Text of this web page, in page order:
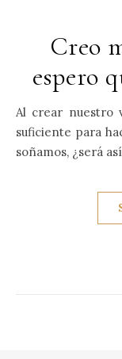
Creo
espero
Al crear nuestro vision board podemos pensar que es
suficiente para
soñamos, ¿será